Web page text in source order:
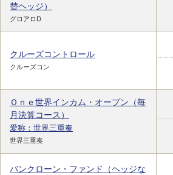
替ヘッジ）
グロアロD
クルーズコントロール
クルーズコン
Ｏｎｅ世界インカム・オープン（毎
月決算コース）
愛称：世界三重奏
世界三重奏
バンクローン・ファンド（ヘッジな